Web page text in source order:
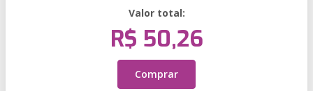
Valor total:
R$ 50,26
Comprar